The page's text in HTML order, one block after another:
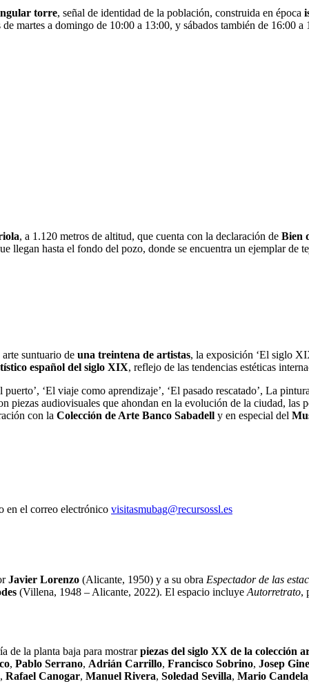
torre, señal de identidad de la población, construida en época
de martes a domingo de 10:00 a 13:00, y sábados también de 16:00
, a 1.120 metros de altitud, que cuenta con la declaración de Bien
llegan hasta el fondo del pozo, donde se encuentra un ejemplar de
suntuario de una treintena de artistas, la exposición ‘El siglo
español del siglo XIX, reflejo de las tendencias estéticas
‘El viaje como aprendizaje’, ‘El pasado rescatado’, La
piezas audiovisuales que ahondan en la evolución de la ciudad,
con la Colección de Arte Banco Sabadell y en especial del
en el correo electrónico visitasmubag@recursossl.es
Javier Lorenzo (Alicante, 1950) y a su obra Espectador de las
(Villena, 1948 – Alicante, 2022). El espacio incluye Autorretrato,
la planta baja para mostrarpiezas del siglo XX de la colección
, Pablo Serrano, Adrián Carrillo, Francisco Sobrino, Josep
, Rafael Canogar, Manuel Rivera, Soledad Sevilla, Mario Candela